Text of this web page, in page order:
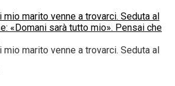
marito venne a trovarci. Seduta al
«Domani sarà tutto mio». Pensai che
marito venne a trovarci. Seduta al